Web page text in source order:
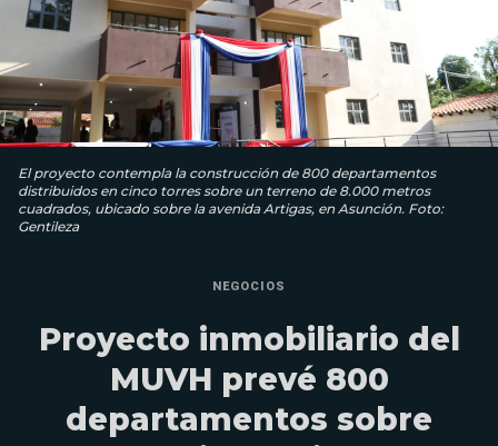
El proyecto contempla la construcción de 800 departamentos
distribuidos en cinco torres sobre un terreno de 8.000 metros
cuadrados, ubicado sobre la avenida Artigas, en Asunción. Foto:
Gentileza
NEGOCIOS
Proyecto inmobiliario del
MUVH prevé 800
departamentos sobre